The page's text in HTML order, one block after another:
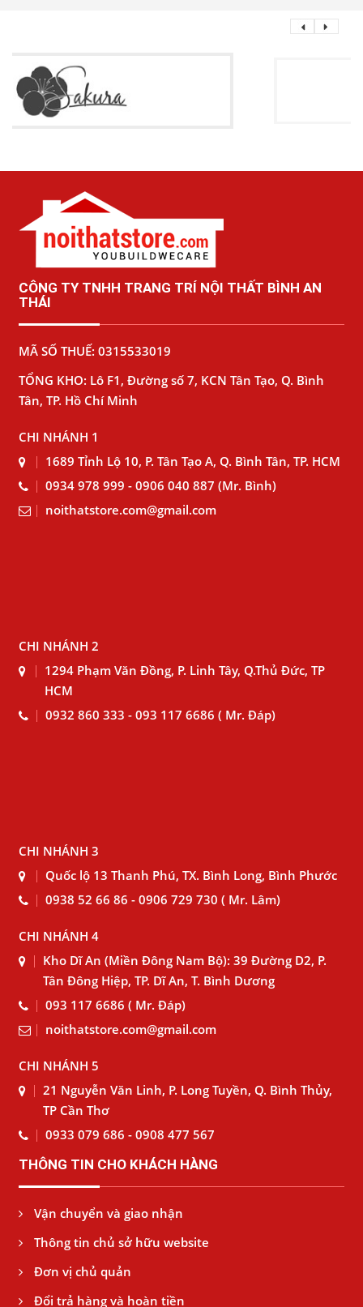
CÔNG TY TNHH TRANG TRÍ NỘI THẤT BÌNH AN
THÁI
MÃ SỐ THUẾ: 0315533019
TỔNG KHO: Lô F1, Đường số 7, KCN Tân Tạo, Q. Bình
Tân, TP. Hồ Chí Minh
CHI NHÁNH 1
1689 Tỉnh Lộ 10, P. Tân Tạo A, Q. Bình Tân, TP. HCM
0934 978 999 - 0906 040 887 (Mr. Bình)
noithatstore.com@gmail.com
CHI NHÁNH 2
1294 Phạm Văn Đồng, P. Linh Tây, Q.Thủ Đức, TP
HCM
0932 860 333 - 093 117 6686 ( Mr. Đáp)
CHI NHÁNH 3
Quốc lộ 13 Thanh Phú, TX. Bình Long, Bình Phước
0938 52 66 86 - 0906 729 730 ( Mr. Lâm)
CHI NHÁNH 4
Kho Dĩ An (Miền Đông Nam Bộ): 39 Đường D2, P.
Tân Đông Hiệp, TP. Dĩ An, T. Bình Dương
093 117 6686 ( Mr. Đáp)
noithatstore.com@gmail.com
CHI NHÁNH 5
21 Nguyễn Văn Linh, P. Long Tuyền, Q. Bình Thủy,
TP Cần Thơ
0933 079 686 - 0908 477 567
THÔNG TIN CHO KHÁCH HÀNG
Vận chuyển và giao nhận
Thông tin chủ sở hữu website
Đơn vị chủ quản
Đổi trả hàng và hoàn tiền